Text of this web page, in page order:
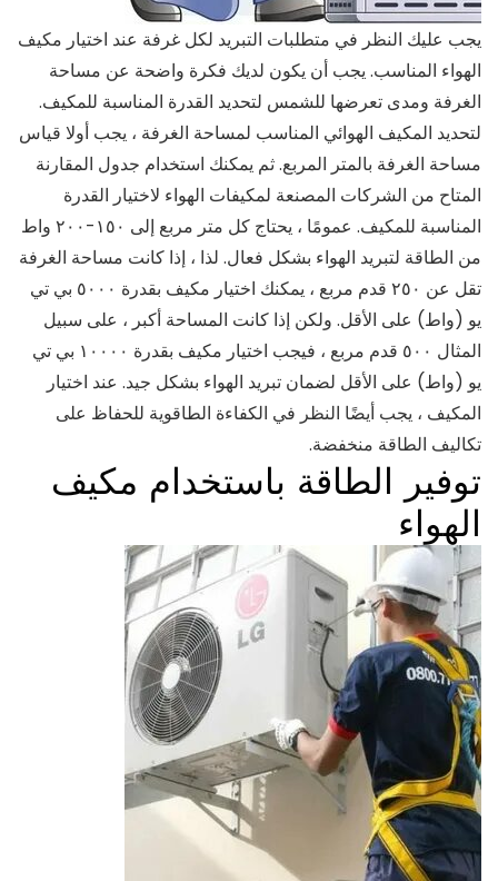
يجب عليك النظر في متطلبات التبريد لكل غرفة عند اختيار مكيف
الهواء المناسب. يجب أن يكون لديك فكرة واضحة عن مساحة
الغرفة ومدى تعرضها للشمس لتحديد القدرة المناسبة للمكيف.
لتحديد المكيف الهوائي المناسب لمساحة الغرفة ، يجب أولا قياس
مساحة الغرفة بالمتر المربع. ثم يمكنك استخدام جدول المقارنة
المتاح من الشركات المصنعة لمكيفات الهواء لاختيار القدرة
المناسبة للمكيف. عمومًا ، يحتاج كل متر مربع إلى ١٥٠-٢٠٠ واط
من الطاقة لتبريد الهواء بشكل فعال. لذا ، إذا كانت مساحة الغرفة
تقل عن ٢٥٠ قدم مربع ، يمكنك اختيار مكيف بقدرة ٥٠٠٠ بي تي
يو (واط) على الأقل. ولكن إذا كانت المساحة أكبر ، على سبيل
المثال ٥٠٠ قدم مربع ، فيجب اختيار مكيف بقدرة ١٠٠٠٠ بي تي
يو (واط) على الأقل لضمان تبريد الهواء بشكل جيد. عند اختيار
المكيف ، يجب أيضًا النظر في الكفاءة الطاقوية للحفاظ على
تكاليف الطاقة منخفضة.
توفير الطاقة باستخدام مكيف
الهواء